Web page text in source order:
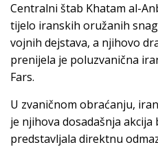
Centralni štab Khatam al-
tijelo iranskih oružanih
vojnih dejstava, a njihovo
prenijela je poluzvanična
Fars.
U zvaničnom obraćanju,
je njihova dosadašnja akcija
predstavljala direktnu